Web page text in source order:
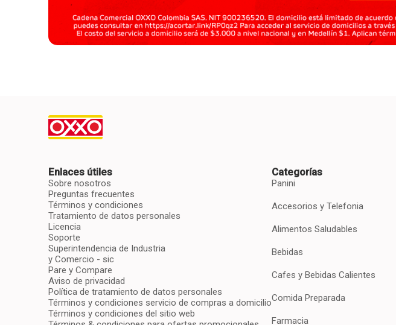
Enlaces útiles
Sobre nosotros
Preguntas frecuentes
Términos y condiciones
Tratamiento de datos personales
Licencia
Soporte
Superintendencia de Industria
y Comercio - sic
Pare y Compare
Aviso de privacidad
Política de tratamiento de datos personales
Términos y condiciones servicio de compras a domicilio
Términos y condiciones del sitio web
Categorías
Panini
Accesorios y Telefonia
Alimentos Saludables
Bebidas
Cafes y Bebidas Calientes
Comida Preparada
Farmacia